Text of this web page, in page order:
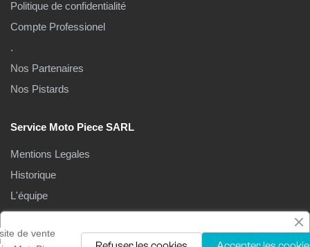
Politique de confidentialité
Compte Professionel
.
Nos Partenaires
Nos Pistards
Service Moto Piece SARL
Mentions Legales
Historique
L'équipe
de vente